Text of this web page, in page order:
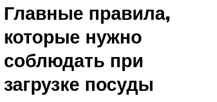
Главные правила,
которые нужно
соблюдать при
загрузке посуды